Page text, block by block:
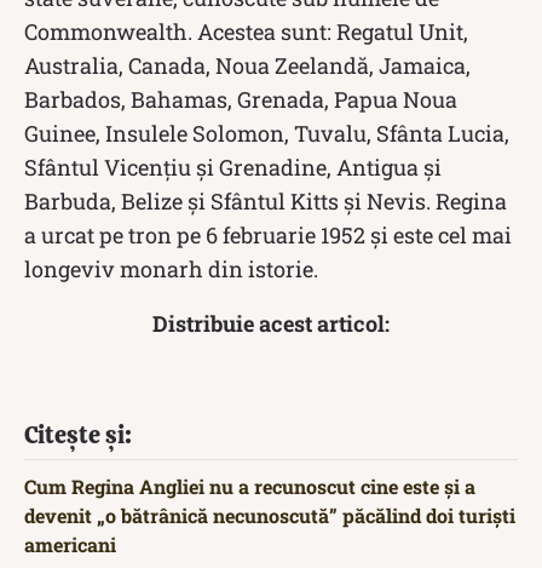
Commonwealth. Acestea sunt: Regatul Unit,
Australia, Canada, Noua Zeelandă, Jamaica,
Barbados, Bahamas, Grenada, Papua Noua
Guinee, Insulele Solomon, Tuvalu, Sfânta Lucia,
Sfântul Vicențiu și Grenadine, Antigua și
Barbuda, Belize și Sfântul Kitts și Nevis. Regina
a urcat pe tron pe 6 februarie 1952 și este cel mai
longeviv monarh din istorie.
Distribuie acest articol:
Citește și:
Cum Regina Angliei nu a recunoscut cine este și a
devenit „o bătrânică necunoscută” păcălind doi turiști
americani